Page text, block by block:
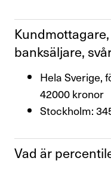
bank­säl­jare,
Hela Sverige,
42000 kronor
Stockholm:
Vad är